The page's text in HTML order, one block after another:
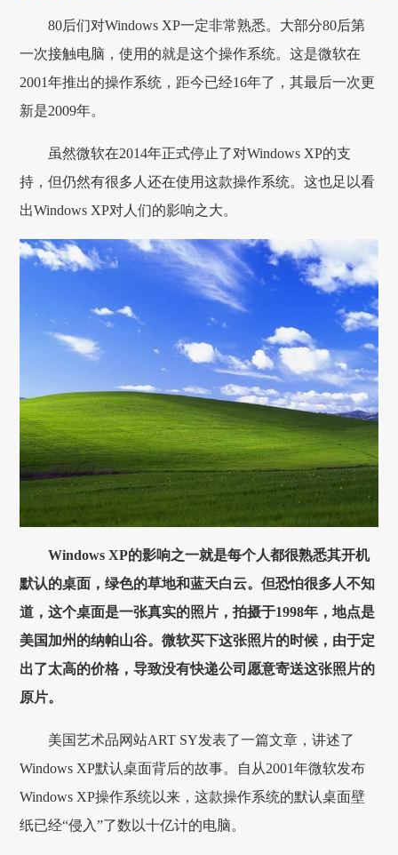
80后们对Windows XP一定非常熟悉。大部分80后第
一次接触电脑，使用的就是这个操作系统。这是微软在
2001年推出的操作系统，距今已经16年了，其最后一次更
新是2009年。
虽然微软在2014年正式停止了对Windows XP的支
持，但仍然有很多人还在使用这款操作系统。这也足以看
出Windows XP对人们的影响之大。
Windows XP的影响之一就是每个人都很熟悉其开机
默认的桌面，绿色的草地和蓝天白云。但恐怕很多人不知
道，这个桌面是一张真实的照片，拍摄于1998年，地点是
美国加州的纳帕山谷。微软买下这张照片的时候，由于定
出了太高的价格，导致没有快递公司愿意寄送这张照片的
原片。
美国艺术品网站ART SY发表了一篇文章，讲述了
Windows XP默认桌面背后的故事。自从2001年微软发布
Windows XP操作系统以来，这款操作系统的默认桌面壁
纸已经“侵入”了数以十亿计的电脑。